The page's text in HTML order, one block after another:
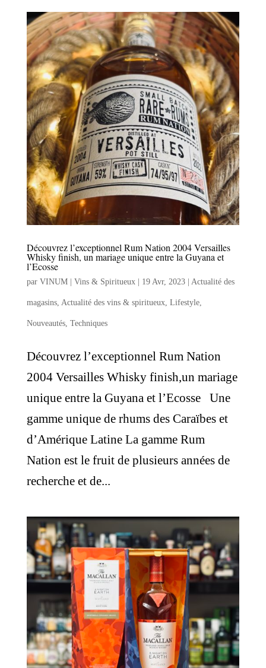
Découvrez l’exceptionnel Rum Nation 2004 Versailles
Whisky finish, un mariage unique entre la Guyana et
l’Ecosse
par VINUM | Vins & Spiritueux| 19 Avr, 2023| Actualité des
magasins, Actualité des vins & spiritueux, Lifestyle,
Nouveautés, Techniques
Découvrez l’exceptionnel Rum Nation
2004 Versailles Whisky finish,un mariage
unique entre la Guyana et l’Ecosse Une
gamme unique de rhums des Caraïbes et
d’Amérique Latine La gamme Rum
Nation est le fruit de plusieurs années de
recherche et de...